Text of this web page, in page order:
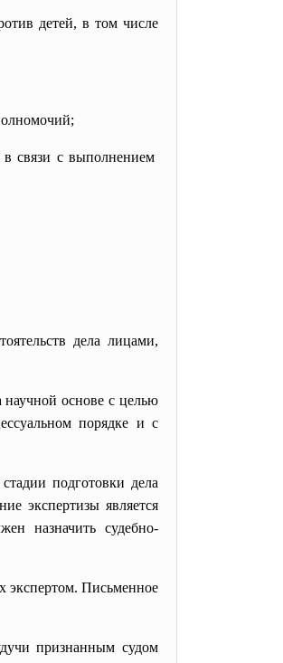
детей, в том числе
в связи свыполнением
дела лицами,
научной основе с целью
порядке и с
подготовки дела
экспертизы является
назначить судебно-
экспертом. Письменное
признанным судом